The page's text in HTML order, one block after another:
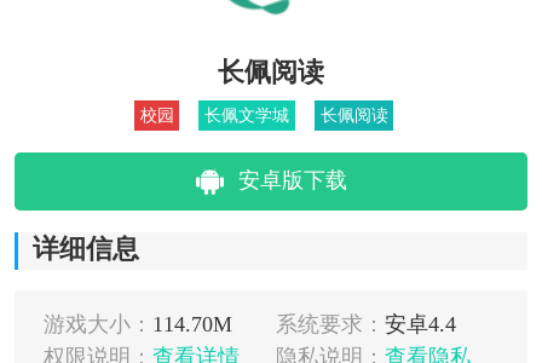
长佩阅读
校园 长佩文学城 长佩阅读
安卓版下载
详细信息
游戏大小： 114.70M 系统要求： 安卓4.4
权限说明： 查看详情 隐私说明： 查看隐私